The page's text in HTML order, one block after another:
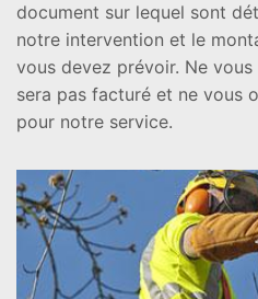
document sur lequel sont
notre intervention et le
vous devez prévoir. Ne
sera pas facturé et ne vous
pour notre service.